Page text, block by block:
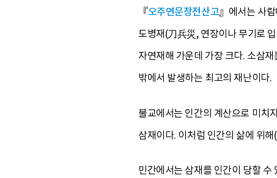
『오주연문장전산고』에서는 사
도병재(刀兵災, 연장이나 무기로
자연재해 가운데 가장 크다. 소삼
밖에서 발생하는 최고의 재난이다.
불교에서는 인간의 계산으로 미치
삼재이다. 이처럼 인간의 삶에 위
민간에서는 삼재를 인간이 당할 수